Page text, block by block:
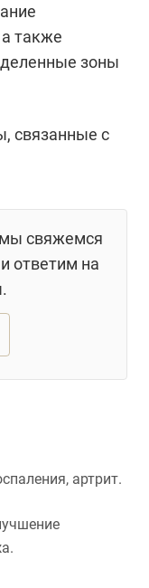
также
зоны
связанные с
мы свяжемся
ответим на
артрит.